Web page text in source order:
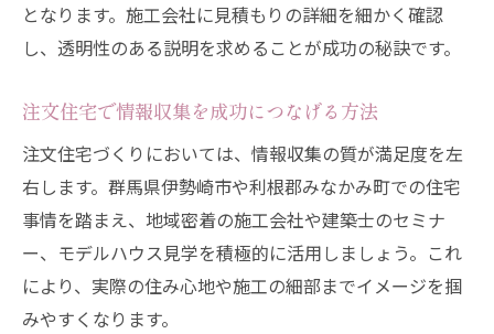
となります。施工会社に見積もりの詳細を細かく確認
し、透明性のある説明を求めることが成功の秘訣です。
注文住宅で情報収集を成功につなげる方法
注文住宅づくりにおいては、情報収集の質が満足度を左
右します。群馬県伊勢崎市や利根郡みなかみ町での住宅
事情を踏まえ、地域密着の施工会社や建築士のセミナ
ー、モデルハウス見学を積極的に活用しましょう。これ
により、実際の住み心地や施工の細部までイメージを掴
みやすくなります。